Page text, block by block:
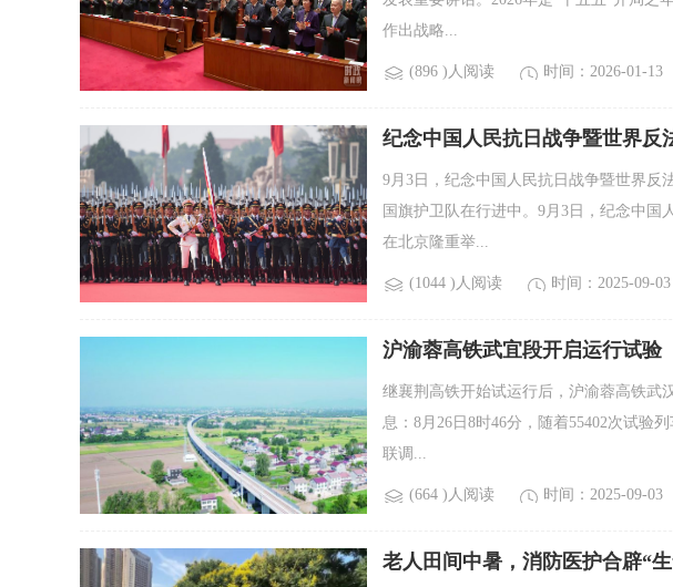
作出战略...
(896 )人阅读 时间：2026-01-13
纪念中国人民抗日战争暨世界反
9月3日，纪念中国人民抗日战争暨世界反
国旗护卫队在行进中。9月3日，纪念中国
在北京隆重举...
(1044 )人阅读 时间：2025-09-03
沪渝蓉高铁武宜段开启运行试验
继襄荆高铁开始试运行后，沪渝蓉高铁武
息：8月26日8时46分，随着55402次试验
联调...
(664 )人阅读 时间：2025-09-03
老人田间中暑，消防医护合辟“